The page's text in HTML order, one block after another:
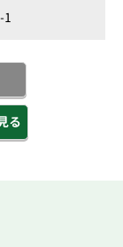
1
る